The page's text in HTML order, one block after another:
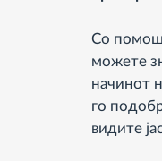
Со помош
можете
начинот
го
видите